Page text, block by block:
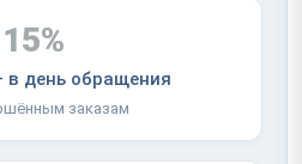
15%
в день обращения
заказам